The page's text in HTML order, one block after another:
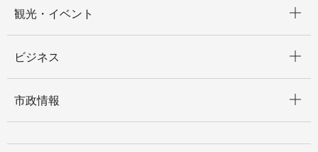
観光・イベント
ビジネス
市政情報